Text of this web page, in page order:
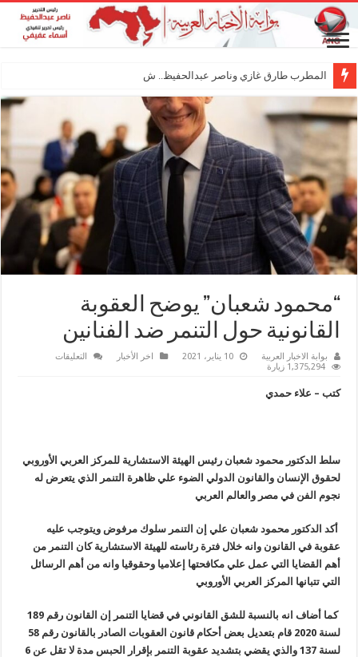
المطرب طارق غازي وناصر عبدالحفيظ.. شراكة فنية
“محمود شعبان” يوضح العقوبة
القانونية حول التنمر ضد الفنانين
بوابة الاخبار العربية 10 يناير، 2021 اخر الأخبار التعليقات
مغلقة
1,375,294 زيارة
كتب – علاء حمدي
سلط الدكتور محمود شعبان رئيس الهيئة الاستشارية للمركز العربي الأوروبي
لحقوق الإنسان والقانون الدولي الضوء علي ظاهرة التنمر الذي يتعرض له
نجوم الفن في مصر والعالم العربي
أكد الدكتور محمود شعبان علي إن التنمر سلوك مرفوض ويتوجب عليه
عقوبة في القانون وانه خلال فترة رئاسته للهيئة الاستشارية كان التنمر من
أهم القضايا التي عمل علي مكافحتها إعلاميا وحقوقيا وانه من أهم الرسائل
التي تتبانها المركز العربي الأوروبي
كما أضاف انه بالنسبة للشق القانوني في قضايا التنمر إن القانون رقم 189
لسنة 2020 قام
بتعديل بعض أحكام قانون العقوبات الصادر بالقانون رقم 58
لسنة 137 والذي يقضي بتشديد عقوبة التنمر بإقرار الحبس مدة لا تقل عن 6